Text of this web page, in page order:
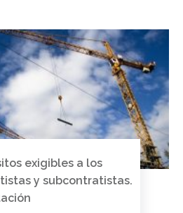
exigibles a los
y subcontratistas.